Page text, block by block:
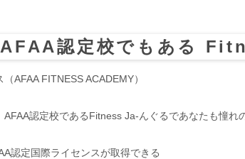
AFAA認定校でもある
AFAA FITNESS ACADEMY）
認定校であるFitness Ja-んぐるであなたも憧れ
認定国際ライセンスが取得できる